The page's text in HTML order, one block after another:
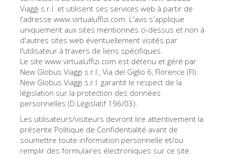
Les Artistes
Les nouvelles salles
Les autres Musées
Le Musée national du Bargello
Galerie de l'Académie
La Galerie Palatine
Les Chapelles Médicis
Le Musée de San Marco
Musée Archéologique
Viaggi s.r.l. et utilisent ses services web à partir de
l'adresse www.virtualuffizi.com. L'avis s'applique
uniquement aux sites mentionnés ci-dessus et non à
d'autres sites web éventuellement visités par
l'utilisateur à travers de liens spécifiques.
Le site www.virtualuffizi.com est détenu et géré par
New Globus Viaggi s.r.l., Via del Giglio 6, Florence (FI).
New Globus Viaggi s.r.l. garantit le respect de la
législation sur la protection des données
personnelles (D.Législatif 196/03).
Les utilisateurs/visiteurs devront lire attentivement la
présente Politique de Confidentialité avant de
soumettre toute information personnelle et/ou
remplir des formulaires électroniques sur ce site.